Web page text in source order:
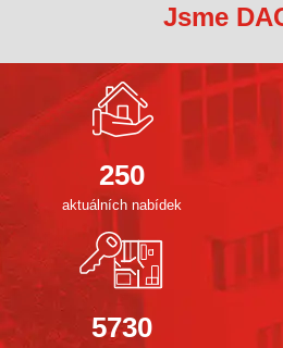
Jsme
250
aktuálních nabídek
5730